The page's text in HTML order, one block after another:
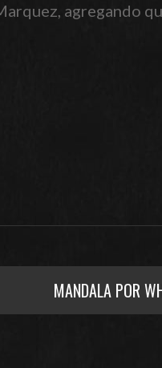
agregando
MANDALA POR